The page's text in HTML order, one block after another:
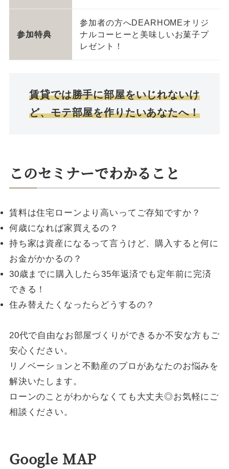
参加特典
参加者の方へDEARHOMEオリジ
ナルコーヒーと美味しいお菓子プ
レゼント！
賃貸では勝手に部屋をいじれないけ
ど、モテ部屋を作りたいあなたへ！
このセミナーでわかること
賃料は住宅ローンより高いってご存知ですか？
何歳になれば家買えるの？
持ち家は資産になるって言うけど、購入すると何に
お金がかかるの？
30歳までに購入したら35年返済でも定年前に完済
できる！
住み替えたくなったらどうするの？
20代で自由なお部屋づくりができるか不安な方もご
安心ください。
リノベーションと不動産のプロがあなたのお悩みを
解決いたします。
ローンのことがわからなくても大丈夫◎お気軽にご
相談ください。
Google MAP